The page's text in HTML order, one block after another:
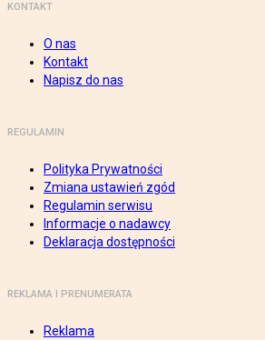
KONTAKT
O nas
Kontakt
Napisz do nas
REGULAMIN
Polityka Prywatności
Zmiana ustawień zgód
Regulamin serwisu
Informacje o nadawcy
Deklaracja dostępności
REKLAMA I PRENUMERATA
Reklama